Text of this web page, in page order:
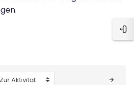
Aktivität